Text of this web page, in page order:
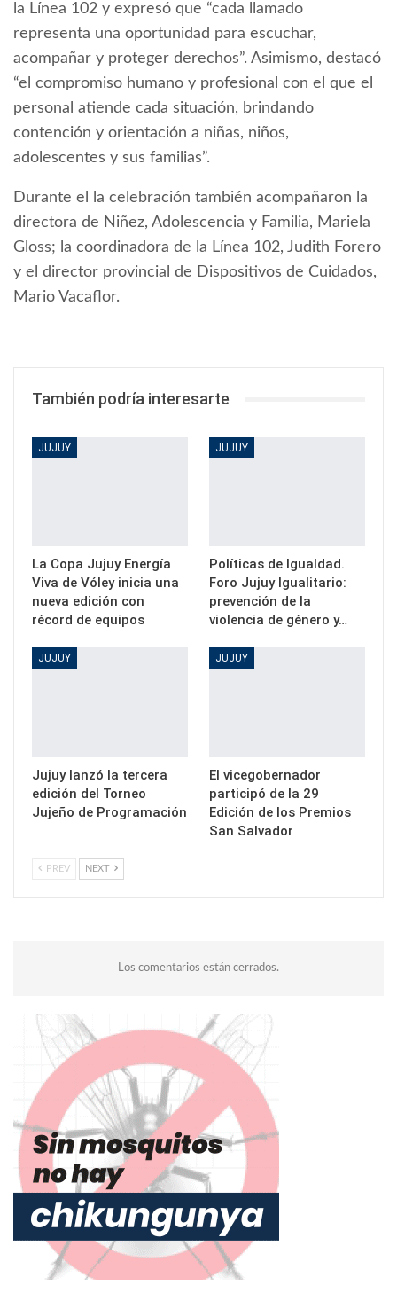
la Línea 102 y expresó que “cada llamado
representa una oportunidad para escuchar,
acompañar y proteger derechos”. Asimismo, destacó
“el compromiso humano y profesional con el que el
personal atiende cada situación, brindando
contención y orientación a niñas, niños,
adolescentes y sus familias”.
Durante el la celebración también acompañaron la
directora de Niñez, Adolescencia y Familia, Mariela
Gloss; la coordinadora de la Línea 102, Judith Forero
y el director provincial de Dispositivos de Cuidados,
Mario Vacaflor.
También podría interesarte
JUJUY
La Copa Jujuy Energía
Viva de Vóley inicia una
nueva edición con
récord de equipos
JUJUY
Políticas de Igualdad.
Foro Jujuy Igualitario:
prevención de la
violencia de género y…
JUJUY
Jujuy lanzó la tercera
edición del Torneo
Jujeño de Programación
JUJUY
El vicegobernador
participó de la 29
Edición de los Premios
San Salvador
PREV NEXT
Los comentarios están cerrados.